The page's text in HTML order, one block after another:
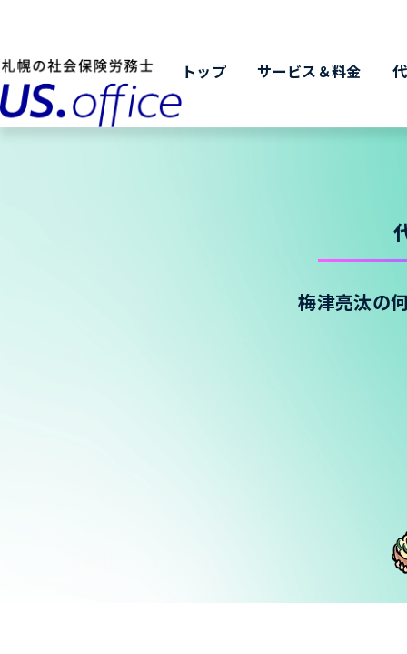
トップ サービス＆料金
梅津亮汰の